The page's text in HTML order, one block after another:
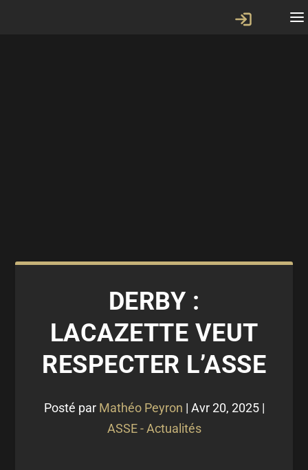
DERBY :
LACAZETTE VEUT
RESPECTER L’ASSE
Posté par Mathéo Peyron | Avr 20, 2025|
ASSE - Actualités